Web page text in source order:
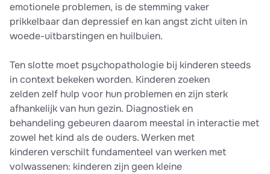
emotionele problemen, is de stemming vaker
prikkelbaar dan depressief en kan angst zicht uiten in
woede-uitbarstingen en huilbuien.
Ten slotte moet psychopathologie bij kinderen steeds
in context bekeken worden. Kinderen zoeken
zelden zelf hulp voor hun problemen en zijn sterk
afhankelijk van hun gezin. Diagnostiek en
behandeling gebeuren daarom meestal in interactie met
zowel het kind als de ouders. Werken met
kinderen verschilt fundamenteel van werken met
volwassenen: kinderen zijn geen kleine